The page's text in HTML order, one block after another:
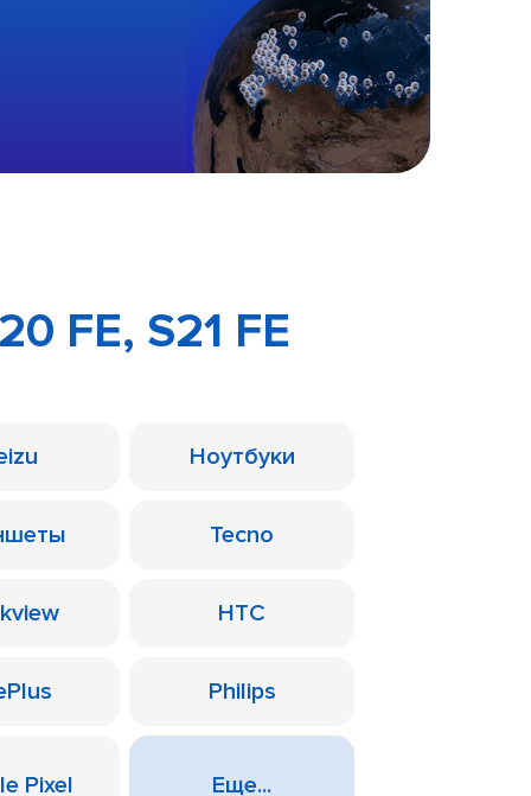
FE, S21 FE
Ноутбуки
Tecno
HTC
Philips
Pixel Еще...